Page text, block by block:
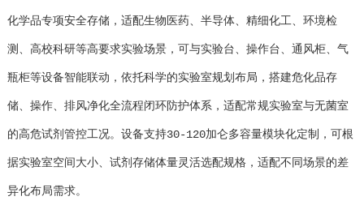
化学品专项安全存储，适配生物医药、半导体、精细化工、环境检
测、高校科研等高要求实验场景，可与实验台、操作台、通风柜、气
瓶柜等设备智能联动，依托科学的实验室规划布局，搭建危化品存
储、操作、排风净化全流程闭环防护体系，适配常规实验室与无菌室
的高危试剂管控工况。设备支持30-120加仑多容量模块化定制，可根
据实验室空间大小、试剂存储体量灵活选配规格，适配不同场景的差
异化布局需求。